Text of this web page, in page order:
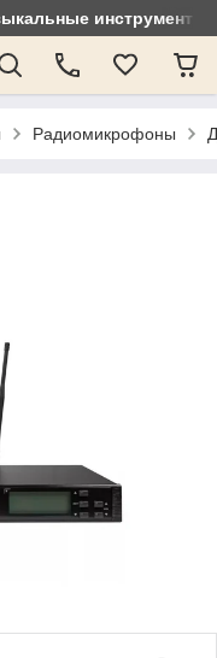
Радиомикрофоны